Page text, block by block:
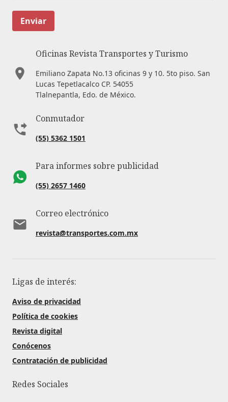
Enviar
Oficinas Revista Transportes y Turismo
Emiliano Zapata No.13 oficinas 9 y 10. 5to piso. San
Lucas Tepetlacalco CP. 54055
Tlalnepantla, Edo. de México.
Conmutador
(55) 5362 1501
Para informes sobre publicidad
(55) 2657 1460
Correo electrónico
revista@transportes.com.mx
Ligas de interés:
Aviso de privacidad
Política de cookies
Revista digital
Conócenos
Contratación de publicidad
Redes Sociales